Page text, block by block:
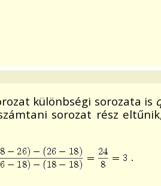
különbségi sorozata is
sorozat rész